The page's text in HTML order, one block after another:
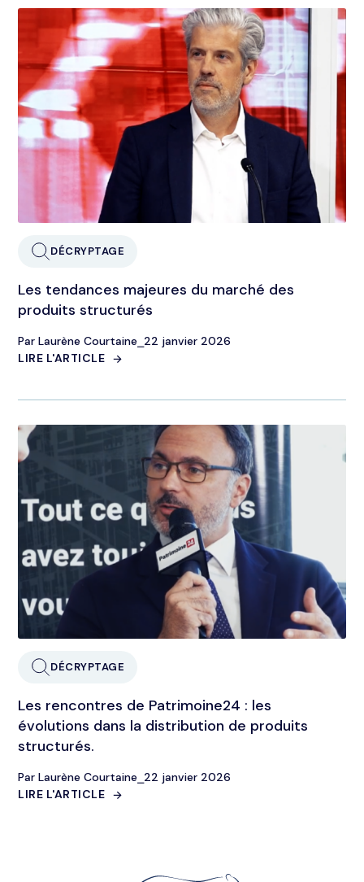
DÉCRYPTAGE
Les tendances majeures du marché des
produits structurés
Par Laurène Courtaine 22 janvier 2026
LIRE L'ARTICLE
DÉCRYPTAGE
Les rencontres de Patrimoine24 : les
évolutions dans la distribution de produits
structurés.
Par Laurène Courtaine 22 janvier 2026
LIRE L'ARTICLE